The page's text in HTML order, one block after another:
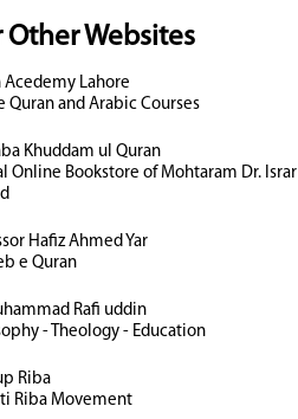
Other Websites
Acedemy Lahore
Quran and Arabic Courses
Khuddam ul Quran
Online Bookstore of Mohtaram Dr. Israr
Hafiz Ahmed Yar
e Quran
Rafi uddin
- Theology - Education
Riba
Riba Movement